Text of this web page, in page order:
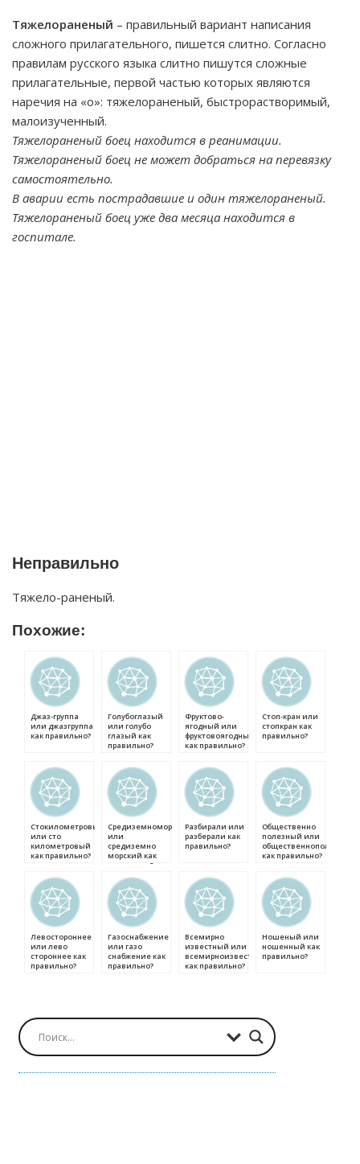
Тяжелораненый – правильный вариант написания
сложного прилагательного, пишется слитно. Согласно
правилам русского языка слитно пишутся сложные
прилагательные, первой частью которых являются
наречия на «о»: тяжелораненый, быстрорастворимый,
малоизученный.
Тяжелораненый боец находится в реанимации.
Тяжелораненый боец не может добраться на перевязку
самостоятельно.
В аварии есть пострадавшие и один тяжелораненый.
Тяжелораненый боец уже два месяца находится в
госпитале.
Неправильно
Тяжело-раненый.
Похожие:
Джаз-группа
или джазгруппа
как правильно?
Голубоглазый
или голубо
глазый как
правильно?
Фруктово-
ягодный или
фруктовоягодный
как правильно?
Стоп-кран или
стопкран как
правильно?
Стокилометровый
или сто
километровый
как правильно?
Средиземноморский
или
средиземно
морский как
правильно?
Разбирали или
разберали как
правильно?
Общественно
полезный или
общественнополезный
как правильно?
Левостороннее
или лево
стороннее как
правильно?
Газоснабжение
или газо
снабжение как
правильно?
Всемирно
известный или
всемирноизвестный
как правильно?
Ношеный или
ношенный как
правильно?